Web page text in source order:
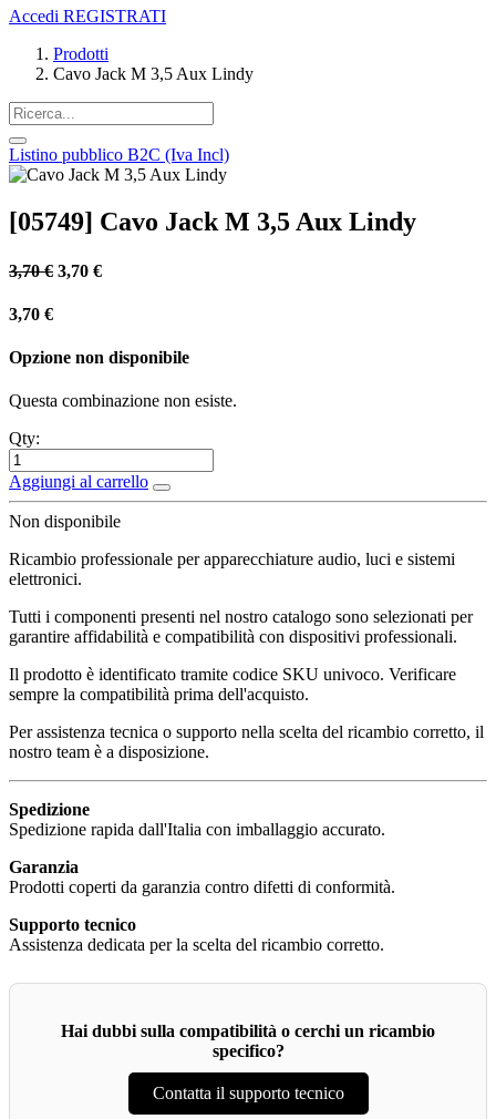
Accedi REGISTRATI
Prodotti
Cavo Jack M 3,5 Aux Lindy
Listino pubblico B2C (Iva Incl)
[05749] Cavo Jack M 3,5 Aux Lindy
3,70€ 3,70 €
3,70 €
Opzione non disponibile
Questa combinazione non esiste.
Qty:
Aggiungi al carrello
Non disponibile
Ricambio professionale per apparecchiature audio, luci e sistemi
elettronici.
Tutti i componenti presenti nel nostro catalogo sono selezionati per
garantire affidabilità e compatibilità con dispositivi professionali.
Il prodotto è identificato tramite codice SKU univoco. Verificare
sempre la compatibilità prima dell'acquisto.
Per assistenza tecnica o supporto nella scelta del ricambio corretto, il
nostro team è a disposizione.
Spedizione
Spedizione rapida dall'Italia con imballaggio accurato.
Garanzia
Prodotti coperti da garanzia contro difetti di conformità.
Supporto tecnico
Assistenza dedicata per la scelta del ricambio corretto.
Hai dubbi sulla compatibilità o cerchi un ricambio
specifico?
Contatta il supporto tecnico